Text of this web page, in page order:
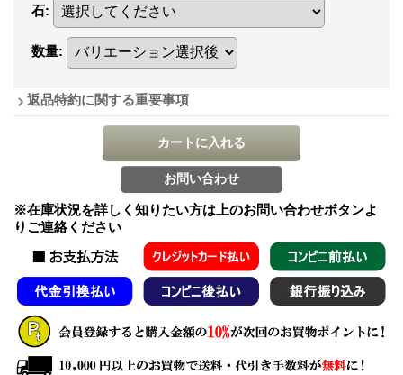
石:
数量:
返品特約に関する重要事項
※在庫状況を詳しく知りたい方は上のお問い合わせボタンよ
りご連絡ください